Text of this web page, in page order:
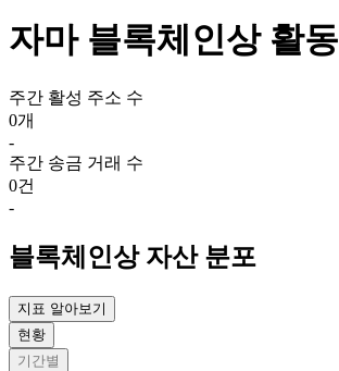
자마 블록체인상 활동
주간 활성 주소 수
0개
-
주간 송금 거래 수
0건
-
블록체인상 자산 분포
지표 알아보기
현황
기간별